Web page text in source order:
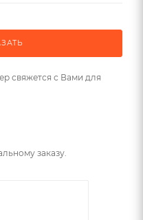
свяжется с Вами для
заказу.